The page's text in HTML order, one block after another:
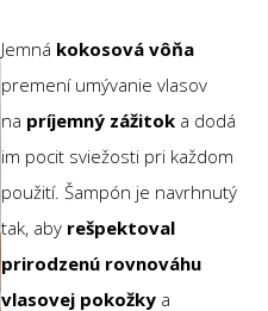
Jemná kokosová vôňa
premení umývanie vlasov
na príjemný zážitok a dodá
im pocit sviežosti pri každom
použití. Šampón je navrhnutý
tak, aby rešpektoval
prirodzenú rovnováhu
vlasovej pokožky a